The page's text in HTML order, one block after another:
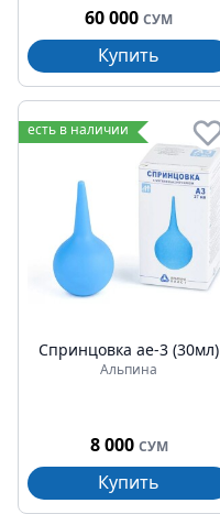
60 000 СУМ
Купить
есть в наличии
Спринцовка ае-3 (30мл)
Альпина
8 000 СУМ
Купить